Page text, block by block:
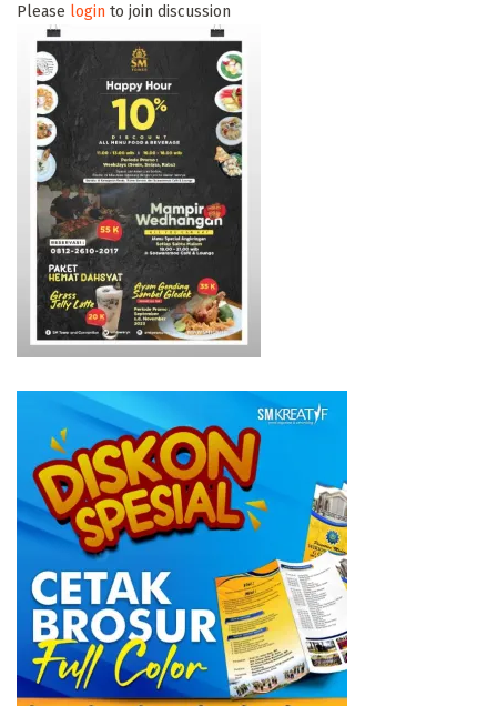
Please login to join discussion